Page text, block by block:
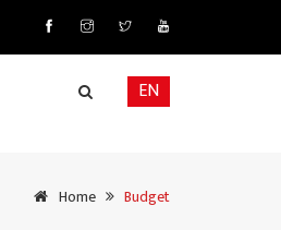
EN
Home Budget